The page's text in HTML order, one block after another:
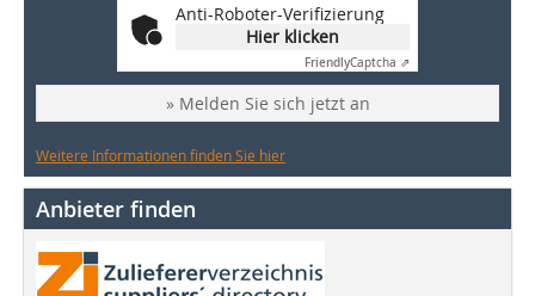
Anti-Roboter-Verifizierung
Hier klicken
FriendlyCaptcha ⇗
» Melden Sie sich jetzt an
Weitere Informationen finden Sie hier
Anbieter finden